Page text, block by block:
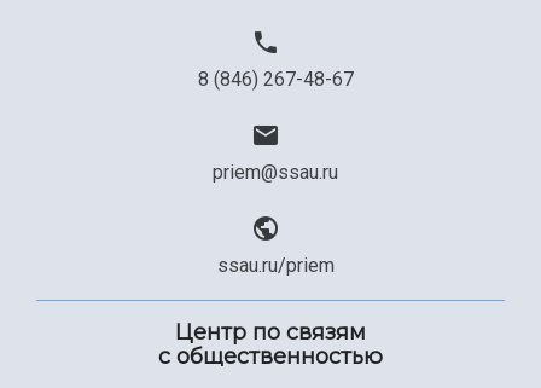
8 (846) 267-48-67
priem@ssau.ru
ssau.ru/priem
Центр по связям
с общественностью